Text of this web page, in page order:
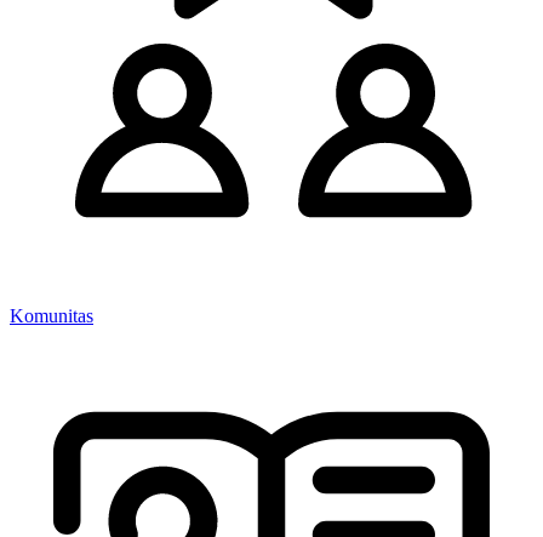
Komunitas